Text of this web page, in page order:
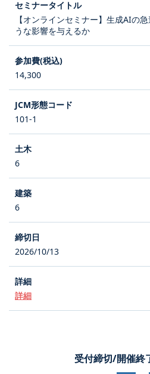
【オンラインセミナー】生成AIの
うな影響を与えるか
14,300
101-1
6
6
2026/10/13
詳細
受付締切/開催終